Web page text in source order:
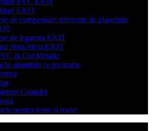
EJOT
de compensare diferente de planeitate
de legatura EJOT
fibra sticla EJOT
& Cui Metalic
aluminiu cu picurator
Complet
pentru lemn si metal